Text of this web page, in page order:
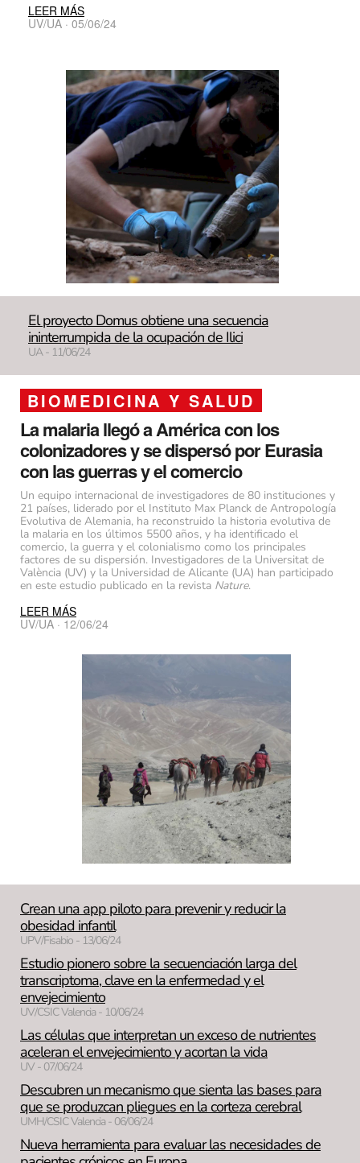
LEER MÁS
UV/UA · 05/06/24
El proyecto Domus obtiene una secuencia
ininterrumpida de la ocupación de Ilici
UA - 11/06/24
BIOMEDICINA Y SALUD
La malaria llegó a América con los
colonizadores y se dispersó por Eurasia
con las guerras y el comercio
Un equipo internacional de investigadores de 80 instituciones y
21 países, liderado por el Instituto Max Planck de Antropología
Evolutiva de Alemania, ha reconstruido la historia evolutiva de
la malaria en los últimos 5500 años, y ha identificado el
comercio, la guerra y el colonialismo como los principales
factores de su dispersión. Investigadores de la Universitat de
València (UV) y la Universidad de Alicante (UA) han participado
en este estudio publicado en la revista Nature.
LEER MÁS
UV/UA · 12/06/24
Crean una app piloto para prevenir y reducir la
obesidad infantil
UPV/Fisabio - 13/06/24
Estudio pionero sobre la secuenciación larga del
transcriptoma, clave en la enfermedad y el
envejecimiento
UV/CSIC Valencia - 10/06/24
Las células que interpretan un exceso de nutrientes
aceleran el envejecimiento y acortan la vida
UV - 07/06/24
Descubren un mecanismo que sienta las bases para
que se produzcan pliegues en la corteza cerebral
UMH/CSIC Valencia - 06/06/24
Nueva herramienta para evaluar las necesidades de